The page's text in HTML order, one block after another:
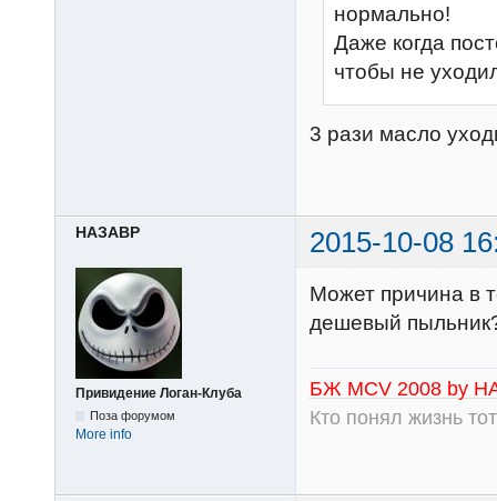
нормально!
Даже когда
чтобы не
3 рази масло
НАЗАВР 2015-10-08
Привидение Логан-Клуба
Поза форумом
More info
Может причина в
дешевый
БЖ MCV 2008 by
Кто понял жизнь